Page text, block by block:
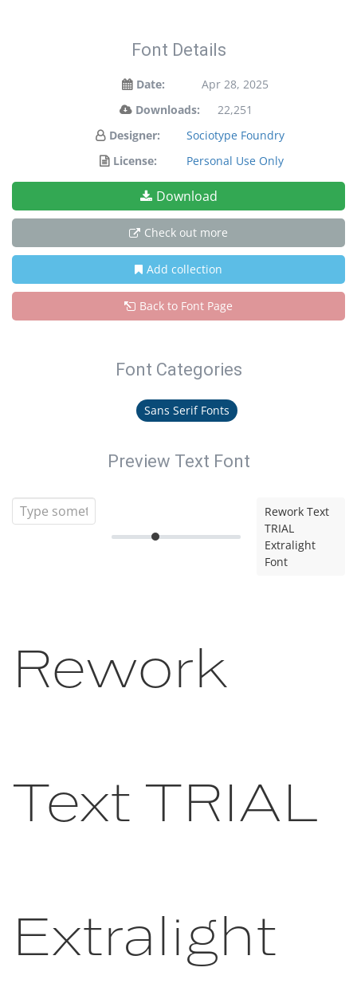
Font Details
Date:
Apr 28, 2025
Downloads:
22,251
Designer:
Sociotype Foundry
License:
Personal Use Only
Download
Check out more
Add collection
Back to Font Page
Font Categories
Sans Serif Fonts
Preview Text Font
Rework Text
TRIAL
Extralight
Font
Rework
Text TRIAL
Extralight